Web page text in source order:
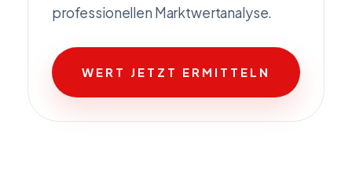
professionellen Marktwertanalyse.
WERT JETZT ERMITTELN